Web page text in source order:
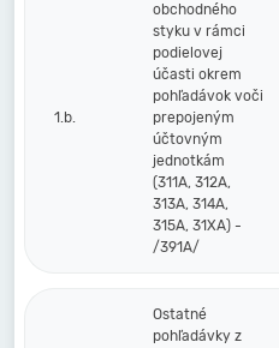
1.b.
obchodného
styku v rámci
podielovej
účasti okrem
pohľadávok voči
prepojeným
účtovným
jednotkám
(311A, 312A,
313A, 314A,
315A, 31XA) -
/391A/
Ostatné
pohľadávky z